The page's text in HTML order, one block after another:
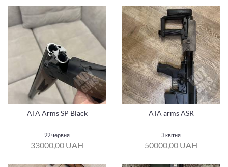
ATA Arms SP Black
22 червня
33000,00 UAH
ATA arms ASR
3 квітня
50000,00 UAH